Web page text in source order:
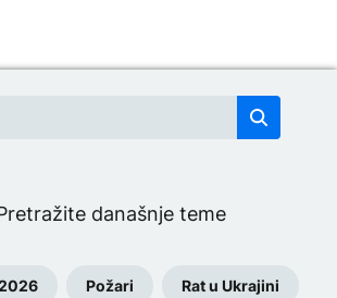
današnje teme
Požari Rat u Ukrajini